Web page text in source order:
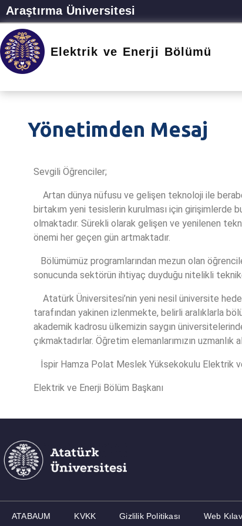
Araştırma Üniversitesi
Elektrik ve Enerji Bölümü
Yönetimden Mesaj
Sevgili Öğrenciler;
Artan dünya nüfusu ve gelişen teknoloji ile
birtakım yeni tesislerin kurulması için girişimlerde
olmaktadır. Sürekli olarak gelişen ve yenilenen
önemi her geçen gün artmaktadır.
Bölümümüz programlarından mezun olan
sonucunda sektörün ihtiyaç duyduğu nitelikli
Atatürk Üniversitesi’nin yeni nesil üniversite
tarafından yakinen izlenmekte, belirli aralıklarla
akademik kadrosu ülkemizin saygın
çıkmaktadırlar. Öğretim elemanlarımızın
İspir Hamza Polat Meslek Yüksekokulu Elektrik
Elektrik ve Enerji Bölüm Başkanı
ATABAUM KVKK Gizlilik Politikası Web